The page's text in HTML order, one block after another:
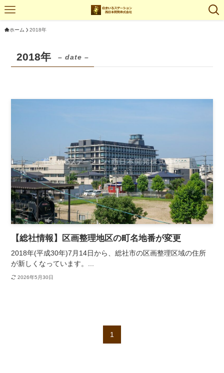
ホーム 2018年
2018年 – date –
【総社情報】区画整理地区の町名地番が変更
2018年(平成30年)7月14日から、総社市の区画整理区域の住所
が新しくなっています。...
2026年5月30日
1